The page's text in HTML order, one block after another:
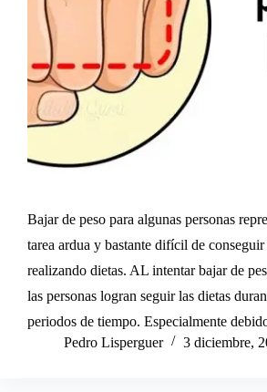
Bajar de peso para algunas personas
tarea ardua y bastante difícil de
realizando dietas. AL intentar bajar de
las personas logran seguir las dietas
periodos de tiempo. Especialmente
Pedro Lisperguer
3 diciembre,